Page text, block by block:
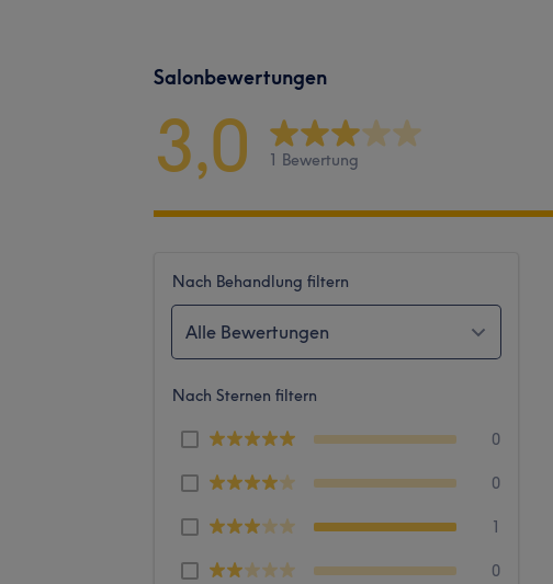
Salonbewertungen
3,0 1 Bewertung
Nach Behandlung filtern
Alle Bewertungen
Nach Sternen filtern
0
0
1
0